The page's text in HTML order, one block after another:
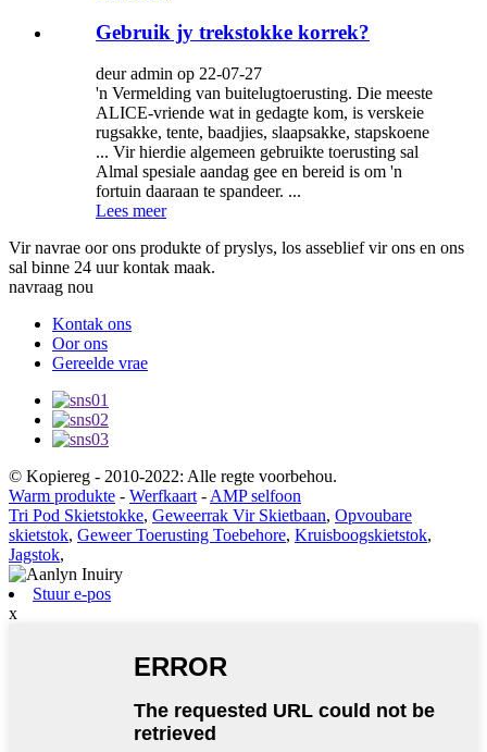
Gebruik jy trekstokke korrek?
deur admin op 22-07-27
'n Vermelding van buitelugtoerusting. Die meeste
ALICE-vriende wat in gedagte kom, is verskeie
rugsakke, tente, baadjies, slaapsakke, stapskoene
... Vir hierdie algemeen gebruikte toerusting sal
Almal spesiale aandag gee en bereid is om 'n
fortuin daaraan te spandeer. ...
Lees meer
Vir navrae oor ons produkte of pryslys, los asseblief vir ons en ons
sal binne 24 uur kontak maak.
navraag nou
Kontak ons
Oor ons
Gereelde vrae
© Kopiereg - 2010-2022: Alle regte voorbehou.
Warm produkte - Werfkaart-AMP selfoon
Tri Pod Skietstokke, Geweerrak Vir Skietbaan, Opvoubare
skietstok, Geweer Toerusting Toebehore, Kruisboogskietstok,
Jagstok,
Stuur e-pos
x